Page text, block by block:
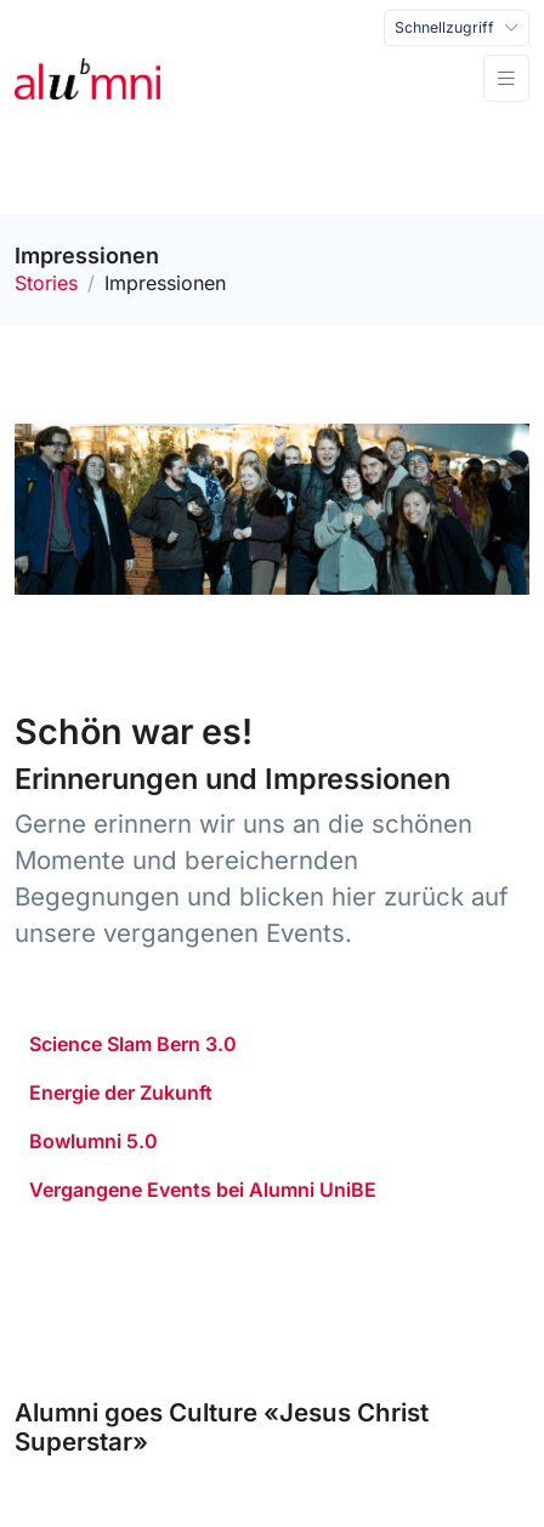
Schnellzugriff
Impressionen
Stories Impressionen
Schön war es!
Erinnerungen und Impressionen
Gerne erinnern wir uns an die schönen
Momente und bereichernden
Begegnungen und blicken hier zurück auf
unsere vergangenen Events.
Science Slam Bern 3.0
Energie der Zukunft
Bowlumni 5.0
Vergangene Events bei Alumni UniBE
Alumni goes Culture «Jesus Christ
Superstar»